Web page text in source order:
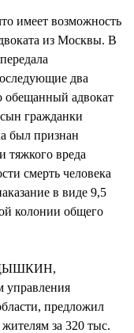
имеет возможность
из Москвы. В
два
обещанный адвокат
гражданки
был признан
вреда
смерть человека
в виде 9,5
колонии общего
управления
предложил
за 320 тыс.